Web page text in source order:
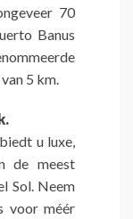
70
Banus
5 km.
u luxe,
de meest
Sol. Neem
voor méér